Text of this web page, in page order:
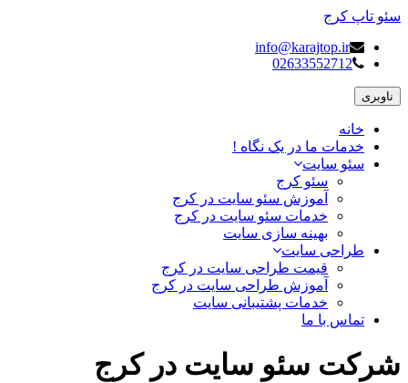
سئو تاپ کرج
info@karajtop.ir
02633552712
ناوبری
خانه
خدمات ما در یک نگاه !
سئو سایت
سئو کرج
آموزش سئو سایت در کرج
خدمات سئو سایت در کرج
بهینه سازی سایت
طراحی سایت
قیمت طراحی سایت در کرج
آموزش طراحی سایت در کرج
خدمات پشتیبانی سایت
تماس با ما
شرکت سئو سایت در کرج